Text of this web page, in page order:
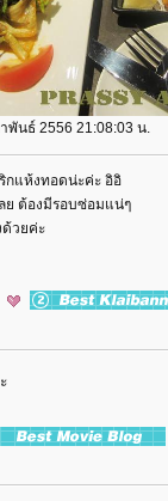
พันธ์ 2556 21:08:03 น.
กแห้งทอดน่ะค่ะ อิอิ
ต้องมีรอบซ่อมแน่ๆ
วยค่ะ